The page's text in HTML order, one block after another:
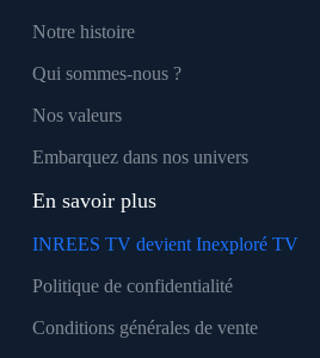
Notre histoire
Qui sommes-nous ?
Nos valeurs
Embarquez dans nos univers
En savoir plus
INREES TV devient Inexploré TV
Politique de confidentialité
Conditions générales de vente